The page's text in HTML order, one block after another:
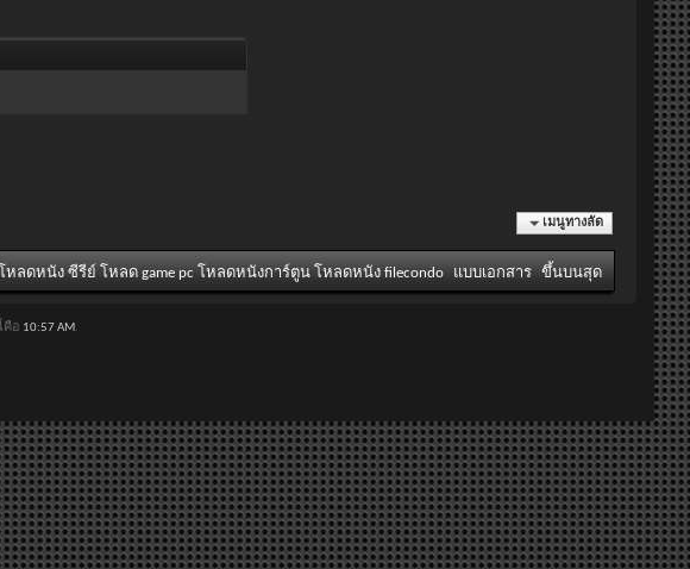
เมนูทางลัด
โหลดหนัง ซีรีย์ โหลด game pc โหลดหนังการ์ตูน โหลดหนัง filecondo แบบเอกสาร ขึ้นบนสุด
คือ 10:57 AM.